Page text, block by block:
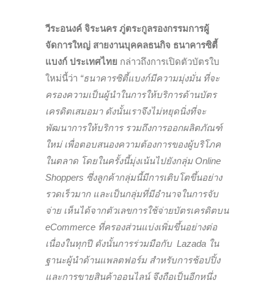
วีระอนงค์ จิระนคร ภู่ตระกูลรองกรรมการผู้
จัดการใหญ่ สายงานบุคคลธนกิจ ธนาคารซิตี้
แบงก์ ประเทศไทย กล่าวถึงการเปิดตัวบัตรใบ
ใหม่นี้ว่า “ธนาคารซิตี้แบงก์มีความมุ่งมั่น ที่จะ
ครองความเป็นผู้นำในการให้บริการด้านบัตร
เครดิตเสมอมา ดังนั้นเราจึงไม่หยุดนิ่งที่จะ
พัฒนาการให้บริการ รวมถึงการออกผลิตภัณฑ์
ใหม่ เพื่อตอบสนองความต้องการของผู้บริโภค
ในตลาด โดยในครั้งนี้มุ่งเน้นไปยังกลุ่ม Online
Shoppers ซึ่งลูกค้ากลุ่มนี้มีการเติบโตขึ้นอย่าง
รวดเร็วมาก และเป็นกลุ่มที่มีอำนาจในการจับ
จ่าย เห็นได้จากตัวเลขการใช้จ่ายบัตรเครดิตบน
eCommerce ที่ครองส่วนแบ่งเพิ่มขึ้นอย่างต่อ
เนื่องในทุกปี ดังนั้นการร่วมมือกับ Lazada ใน
ฐานะผู้นำด้านแพลตฟอร์ม สำหรับการช้อปปิ้ง
และการขายสินค้าออนไลน์ จึงถือเป็นอีกหนึ่ง